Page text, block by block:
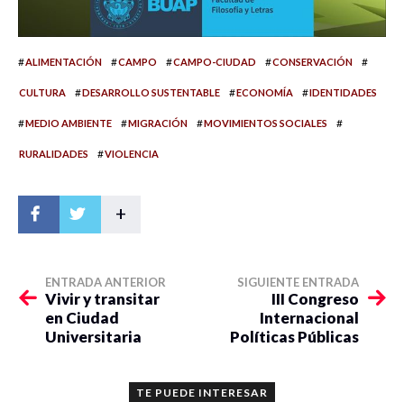
#ALIMENTACIÓN #CAMPO #CAMPO-CIUDAD #CONSERVACIÓN #
CULTURA #DESARROLLO SUSTENTABLE #ECONOMÍA #IDENTIDADES
#MEDIO AMBIENTE #MIGRACIÓN #MOVIMIENTOS SOCIALES #
RURALIDADES #VIOLENCIA
+
ENTRADA ANTERIOR
Vivir y transitar
en Ciudad
Universitaria
SIGUIENTE ENTRADA
III Congreso
Internacional
Políticas Públicas
TE PUEDE INTERESAR